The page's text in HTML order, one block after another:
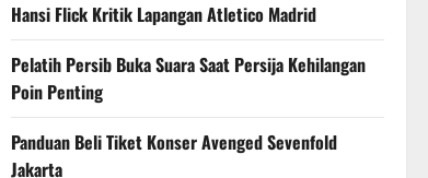
Hansi Flick Kritik Lapangan Atletico Madrid
Pelatih Persib Buka Suara Saat Persija Kehilangan
Poin Penting
Panduan Beli Tiket Konser Avenged Sevenfold
Jakarta